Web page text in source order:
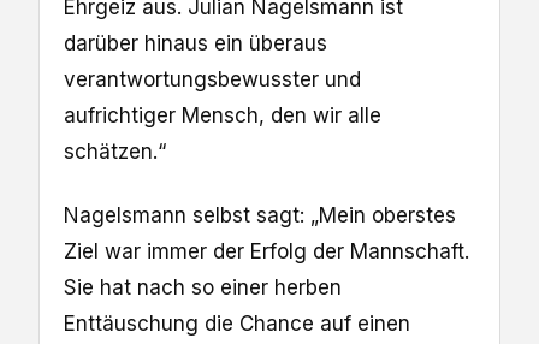
Ehrgeiz aus. Julian Nagelsmann ist
darüber hinaus ein überaus
verantwortungsbewusster und
aufrichtiger Mensch, den wir alle
schätzen.“
Nagelsmann selbst sagt: „Mein oberstes
Ziel war immer der Erfolg der Mannschaft.
Sie hat nach so einer herben
Enttäuschung die Chance auf einen